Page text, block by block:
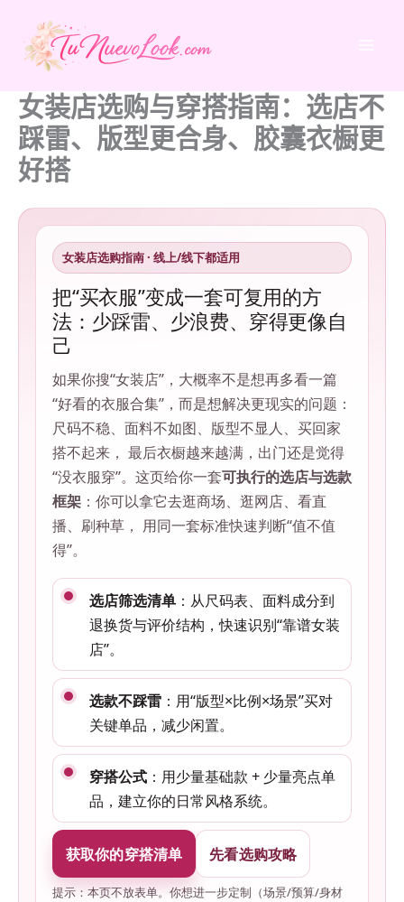
女装店选购与穿搭指南：选店不
踩雷、版型更合身、胶囊衣橱更
好搭
女装店选购指南 · 线上/线下都适用
把“买衣服”变成一套可复用的方
法：少踩雷、少浪费、穿得更像自
己
如果你搜“女装店”，大概率不是想再多看一篇
“好看的衣服合集”，而是想解决更现实的问题：
尺码不稳、面料不如图、版型不显人、买回家
搭不起来， 最后衣橱越来越满，出门还是觉得
“没衣服穿”。这页给你一套可执行的选店与选款
框架 ：你可以拿它去逛商场、逛网店、看直
播、刷种草， 用同一套标准快速判断“值不值
得”。
选店筛选清单 ：从尺码表、面料成分到
退换货与评价结构，快速识别“靠谱女装
店”。
选款不踩雷 ：用“版型×比例×场景”买对
关键单品，减少闲置。
穿搭公式 ：用少量基础款 + 少量亮点单
品，建立你的日常风格系统。
获取你的穿搭清单 先看选购攻略
提示：本页不放表单。你想进一步定制（场景/预算/身材